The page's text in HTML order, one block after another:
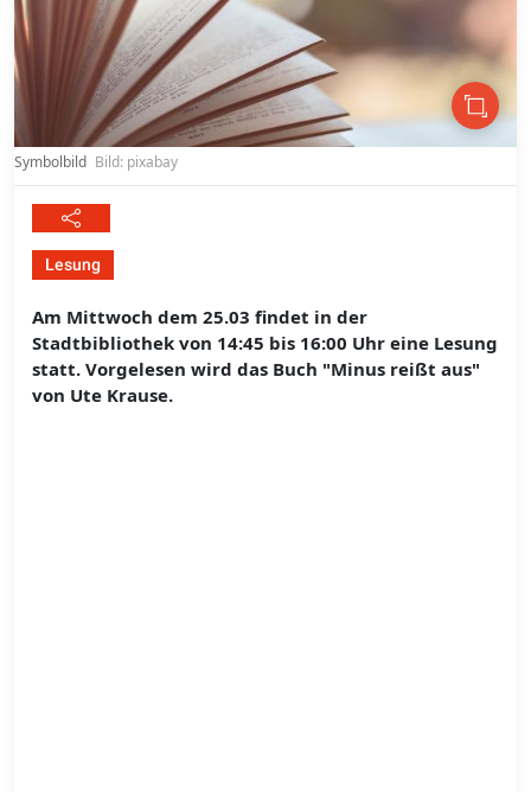
Symbolbild Bild: pixabay
Lesung
Am Mittwoch dem 25.03 findet in der
Stadtbibliothek von 14:45 bis 16:00 Uhr eine Lesung
statt. Vorgelesen wird das Buch "Minus reißt aus"
von Ute Krause.